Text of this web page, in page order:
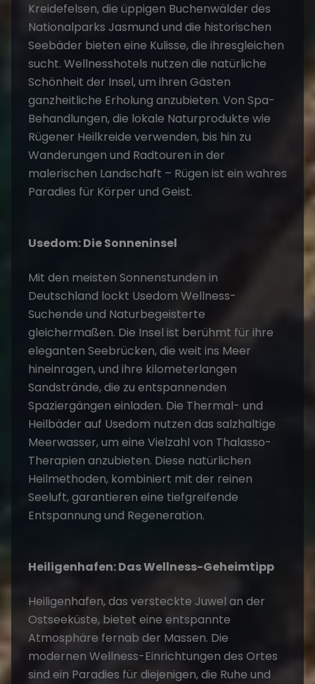
Kreidefelsen, die üppigen Buchenwälder des
Nationalparks Jasmund und die historischen
Seebäder bieten eine Kulisse, die ihresgleichen
sucht. Wellnesshotels nutzen die natürliche
Schönheit der Insel, um ihren Gästen
ganzheitliche Erholung anzubieten. Von Spa-
Behandlungen, die lokale Naturprodukte wie
Rügener Heilkreide verwenden, bis hin zu
Wanderungen und Radtouren in der
malerischen Landschaft – Rügen ist ein wahres
Paradies für Körper und Geist.
Usedom: Die Sonneninsel
Mit den meisten Sonnenstunden in
Deutschland lockt Usedom Wellness-
Suchende und Naturbegeisterte
gleichermaßen. Die Insel ist berühmt für ihre
eleganten Seebrücken, die weit ins Meer
hineinragen, und ihre kilometerlangen
Sandstrände, die zu entspannenden
Spaziergängen einladen. Die Thermal- und
Heilbäder auf Usedom nutzen das salzhaltige
Meerwasser, um eine Vielzahl von Thalasso-
Therapien anzubieten. Diese natürlichen
Heilmethoden, kombiniert mit der reinen
Seeluft, garantieren eine tiefgreifende
Entspannung und Regeneration.
Heiligenhafen: Das Wellness-Geheimtipp
Heiligenhafen, das versteckte Juwel an der
Ostseeküste, bietet eine entspannte
Atmosphäre fernab der Massen. Die
modernen Wellness-Einrichtungen des Ortes
sind ein Paradies für diejenigen, die Ruhe und